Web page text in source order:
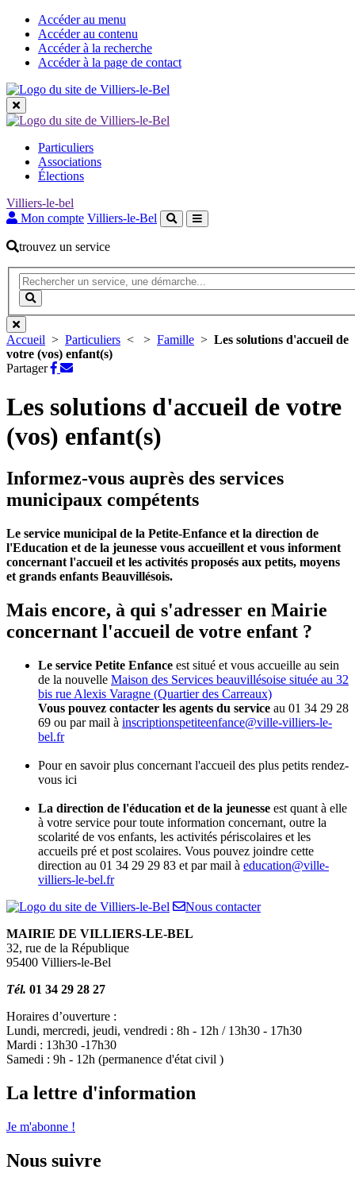
Accéder au menu
Accéder au contenu
Accéder à la recherche
Accéder à la page de contact
grandes
rubriques
Particuliers
Associations
Élections
Villiers-le-bel
Mon compte Villiers-le-Bel
trouvez un service
Recherche
(Mot(s)
clés
de
minimum
3
caractères)
la
Accueil > Particuliers < > Famille > Les solutions d'accueil de
votre (vos) enfant(s)
Partager
Partager
Facebook
Partager
e-
mail
Les solutions d'accueil de votre
(vos) enfant(s)
Informez-vous auprès des services
municipaux compétents
Le service municipal de la Petite-Enfance et la direction de
l'Education et de la jeunesse vous accueillent et vous informent
concernant l'accueil et les activités proposés aux petits, moyens
et grands enfants Beauvillésois.
Mais encore, à qui s'adresser en Mairie
concernant l'accueil de votre enfant ?
Le service Petite Enfance est situé et vous accueille au sein
de la nouvelle Maison des Services beauvillésoise située au 32
bis rue Alexis Varagne (Quartier des Carreaux)
Vous pouvez contacter les agents du service au 01 34 29 28
69 ou par mail à inscriptionspetiteenfance@ville-villiers-le-
bel.fr
Pour en savoir plus concernant l'accueil des plus petits rendez-
vous ici
La direction de l'éducation et de la jeunesse est quant à elle
à votre service pour toute information concernant, outre la
scolarité de vos enfants, les activités périscolaires et les
accueils pré et post scolaires. Vous pouvez joindre cette
direction au 01 34 29 29 83 et par mail à education@ville-
villiers-le-bel.fr
Nous contacter
MAIRIE DE VILLIERS-LE-BEL
32, rue de la République
95400 Villiers-le-Bel
Tél. 01 34 29 28 27
Horaires d’ouverture :
Lundi, mercredi, jeudi, vendredi : 8h - 12h / 13h30 - 17h30
Mardi : 13h30 -17h30
Samedi : 9h - 12h (permanence d'état civil )
La lettre d'information
Je m'abonne !
Nous suivre